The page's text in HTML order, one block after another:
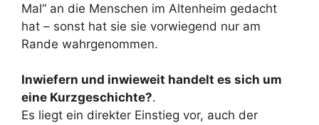
Mal“ an die Menschen im Altenheim gedacht
hat – sonst hat sie sie vorwiegend nur am
Rande wahrgenommen.
Inwiefern und inwieweit handelt es sich um
eine Kurzgeschichte?.
Es liegt ein direkter Einstieg vor, auch der